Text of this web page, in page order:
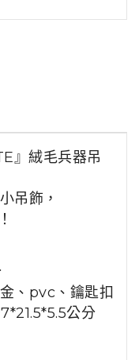
』絨毛兵器吊
吊飾，
、pvc、 鑰匙扣
公分